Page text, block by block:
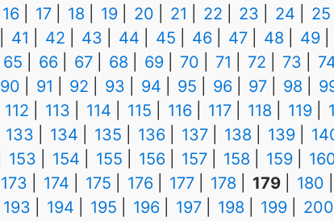
16 17 18 19 20 21 22 23 24 25
41 42 43 44 45 46 47 48 49
65 66 67 68 69 70 71 72 73
90 91 92 93 94 95 96 97 98
112 113 114 115 116 117 118 119
133 134 135 136 137 138 139
153 154 155 156 157 158 159
173 174 175 176 177 178 179 180
193 194 195 196 197 198 199 200